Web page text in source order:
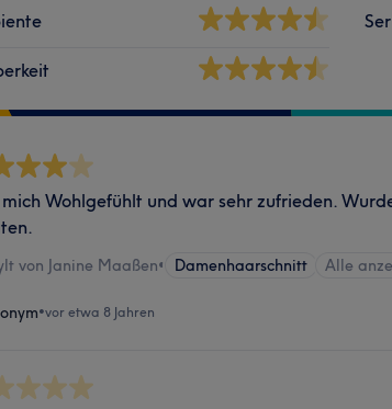
Wohlgefühlt und war sehr zufrieden.
von Janine Maaßen• Damenhaarschnitt Alle
•vor etwa 8 Jahren